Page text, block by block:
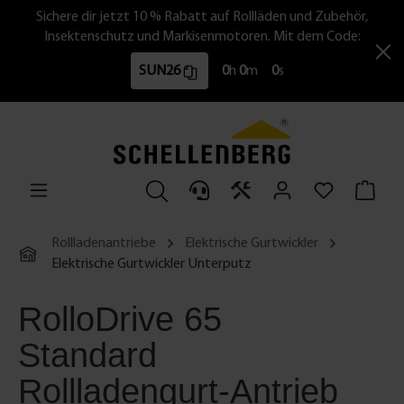
Sichere dir jetzt 10 % Rabatt auf Rollläden und Zubehör,
Insektenschutz und Markisenmotoren. Mit dem Code:
SUN26 0h 0m 0s
Rollladenantriebe
Elektrische Gurtwickler
Elektrische Gurtwickler Unterputz
RolloDrive 65
Standard
Rollladengurt-Antrieb